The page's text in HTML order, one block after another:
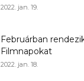
2022. jan. 19.
Februárban
Filmnapokat
2022. jan. 18.